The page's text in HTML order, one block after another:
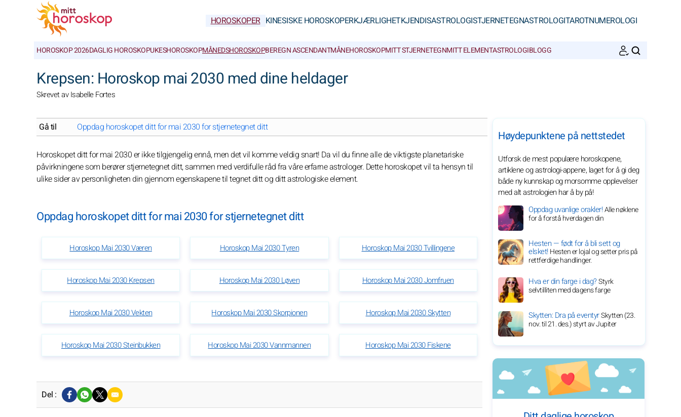
HOROSKOPER KINESISKE HOROSKOPERKJÆRLIGHETKJENDISASTROLOGISTJERNETEGNASTROLOGITAROTNUMEROLOGI
HOROSKOP 2026DAGLIG HOROSKOPUKESHOROSKOPMÅNEDSHOROSKOPBEREGN ASCENDANTMÅNEHOROSKOPMITT STJERNETEGNMITT ELEMENTASTROLOGIBLOGG
Krepsen: Horoskop mai 2030 med dine heldager
Skrevet av Isabelle Fortes
Gå til Oppdag horoskopet ditt for mai 2030 for stjernetegnet ditt
Horoskopet ditt for mai 2030 er ikke tilgjengelig ennå, men det vil komme veldig snart! Da vil du finne alle de viktigste planetariske
påvirkningene som berører stjernetegnet ditt, sammen med verdifulle råd fra våre erfarne astrologer. Dette horoskopet vil ta hensyn til
ulike sider av personligheten din gjennom egenskapene til tegnet ditt og ditt astrologiske element.
Oppdag horoskopet ditt for mai 2030 for stjernetegnet ditt
Horoskop Mai 2030 Væren Horoskop Mai 2030 Tyren Horoskop Mai 2030 Tvillingene
Horoskop Mai 2030 Krepsen Horoskop Mai 2030 Løven Horoskop Mai 2030 Jomfruen
Horoskop Mai 2030 Vekten Horoskop Mai 2030 Skorpionen Horoskop Mai 2030 Skytten
Horoskop Mai 2030 Steinbukken Horoskop Mai 2030 Vannmannen Horoskop Mai 2030 Fiskene
Del :
Høydepunktene på nettstedet
Utforsk de mest populære horoskopene,
artiklene og astrologi-appene, laget for å gi deg
både ny kunnskap og morsomme opplevelser
med alt astrologien har å by på!
Oppdag uvanlige orakler!Alle nøklene
for å forstå hverdagen din
Hesten — født for å bli sett og
elsket!Hesten er lojal og setter pris på
rettferdige handlinger.
Hva er din farge i dag?Styrk
selvtilliten med dagens farge
Skytten: Dra på eventyrSkytten (23.
nov. til 21. des.) styrt av Jupiter